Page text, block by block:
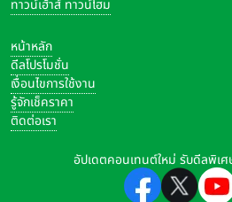
ทาวน์เฮ้าส์ ทาวน์โฮม
หน้าหลัก
ดีลโปรโมชั่น
เงื่อนไขการใช้งาน
รู้จักเช็คราคา
ติดต่อเรา
อัปเดตคอนเทนต์ใหม่ รับดีลพิเ